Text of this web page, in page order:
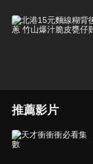
推薦影片